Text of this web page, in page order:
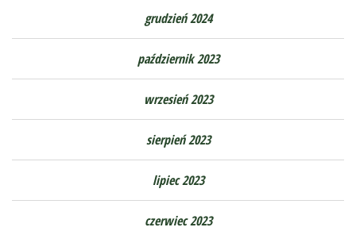
grudzień 2024
październik 2023
wrzesień 2023
sierpień 2023
lipiec 2023
czerwiec 2023